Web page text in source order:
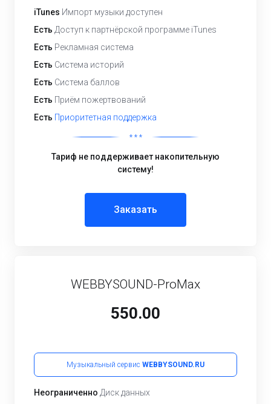
iTunes Импорт музыки доступен
Есть Доступ к партнёрской программе iTunes
Есть Рекламная система
Есть Система историй
Есть Система баллов
Есть Приём пожертвований
Есть Приоритетная поддержка
* * *
Тариф не поддерживает накопительную
систему!
Заказать
WEBBYSOUND-ProMax
550.00
Музыкальный сервис WEBBYSOUND.RU
Неограниченно Диск данных